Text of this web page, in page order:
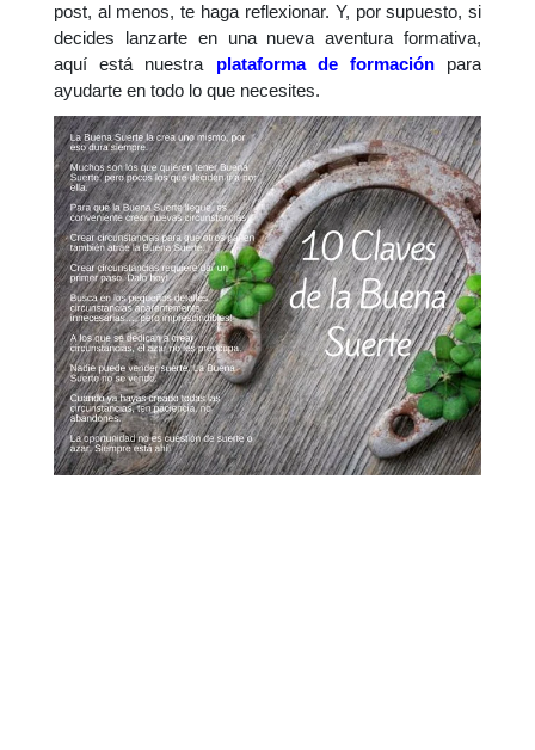
post, al menos, te haga reflexionar. Y, por supuesto, si
decides lanzarte en una nueva aventura formativa,
aquí está nuestra plataforma de formaciónpara
ayudarte en todo lo que necesites.